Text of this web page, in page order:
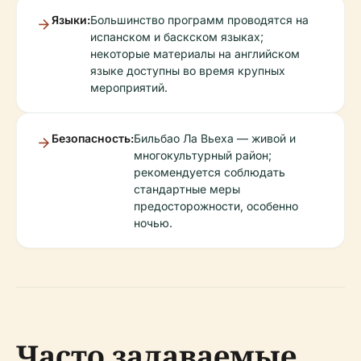
Языки:Большинство программ проводятся на
испанском и баскском языках;
некоторые материалы на английском
языке доступны во время крупных
мероприятий.
Безопасность:Бильбао Ла Вьеха — живой и
многокультурный район;
рекомендуется соблюдать
стандартные меры
предосторожности, особенно
ночью.